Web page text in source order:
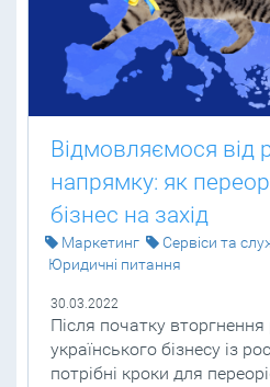
Відмовляємося від
напрямку: як
бізнес на захід
Маркетинг
Сервіси та
Юридичні питання
30.03.2022
Після початку
українського бізнесу із
потрібні кроки для